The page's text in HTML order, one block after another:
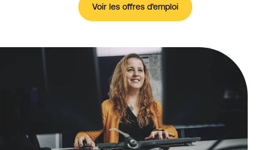
Voir les offres d’emploi